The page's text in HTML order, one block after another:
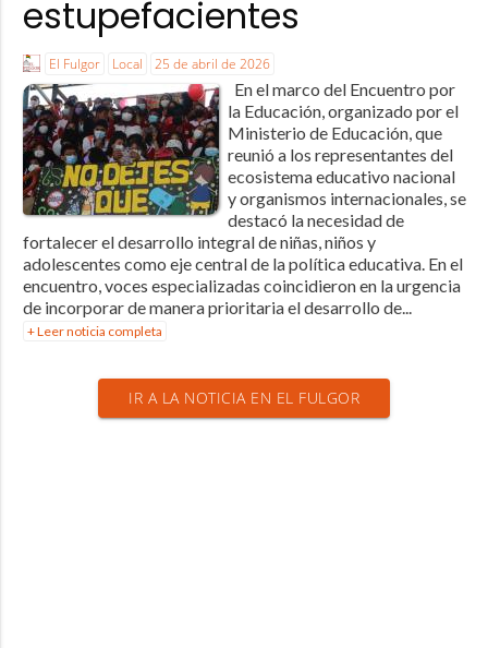
estupefacientes
El Fulgor Local 25 de abril de 2026
En el marco del Encuentro por
la Educación, organizado por el
Ministerio de Educación, que
reunió a los representantes del
ecosistema educativo nacional
y organismos internacionales, se
destacó la necesidad de
fortalecer el desarrollo integral de niñas, niños y
adolescentes como eje central de la política educativa. En el
encuentro, voces especializadas coincidieron en la urgencia
de incorporar de manera prioritaria el desarrollo de...
+ Leer noticia completa
IR A LA NOTICIA EN EL FULGOR